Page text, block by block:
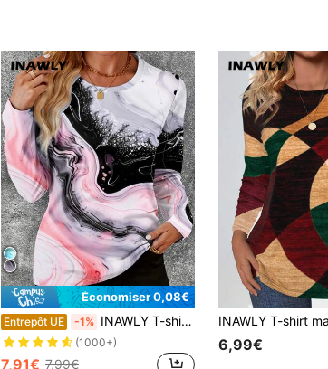
Économiser 0,08€
Entrepôt UE -1% INAWLY T-shirt à manches longues col rond imprimé marbre coupe standard pour femmes, t-shirts graphiques pour l'automne et le printemps
(1000+)
7,91€ 7,99€
6,99€